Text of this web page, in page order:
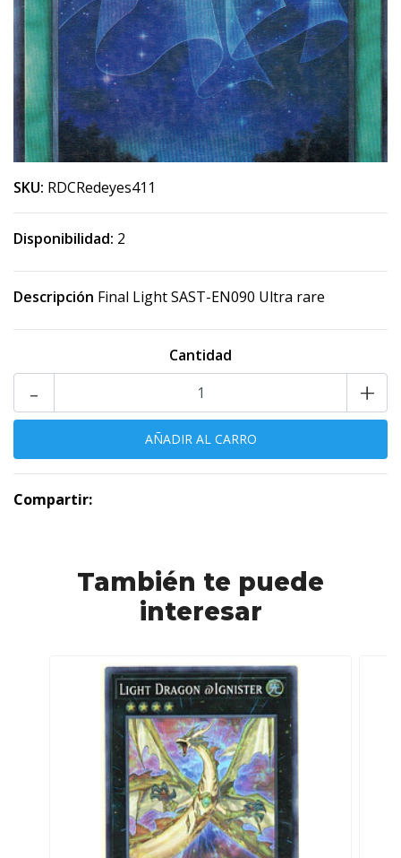
SKU: RDCRedeyes411
Disponibilidad: 2
Descripción Final Light SAST-EN090 Ultra rare
Cantidad
+
-
Compartir:
También te puede
interesar